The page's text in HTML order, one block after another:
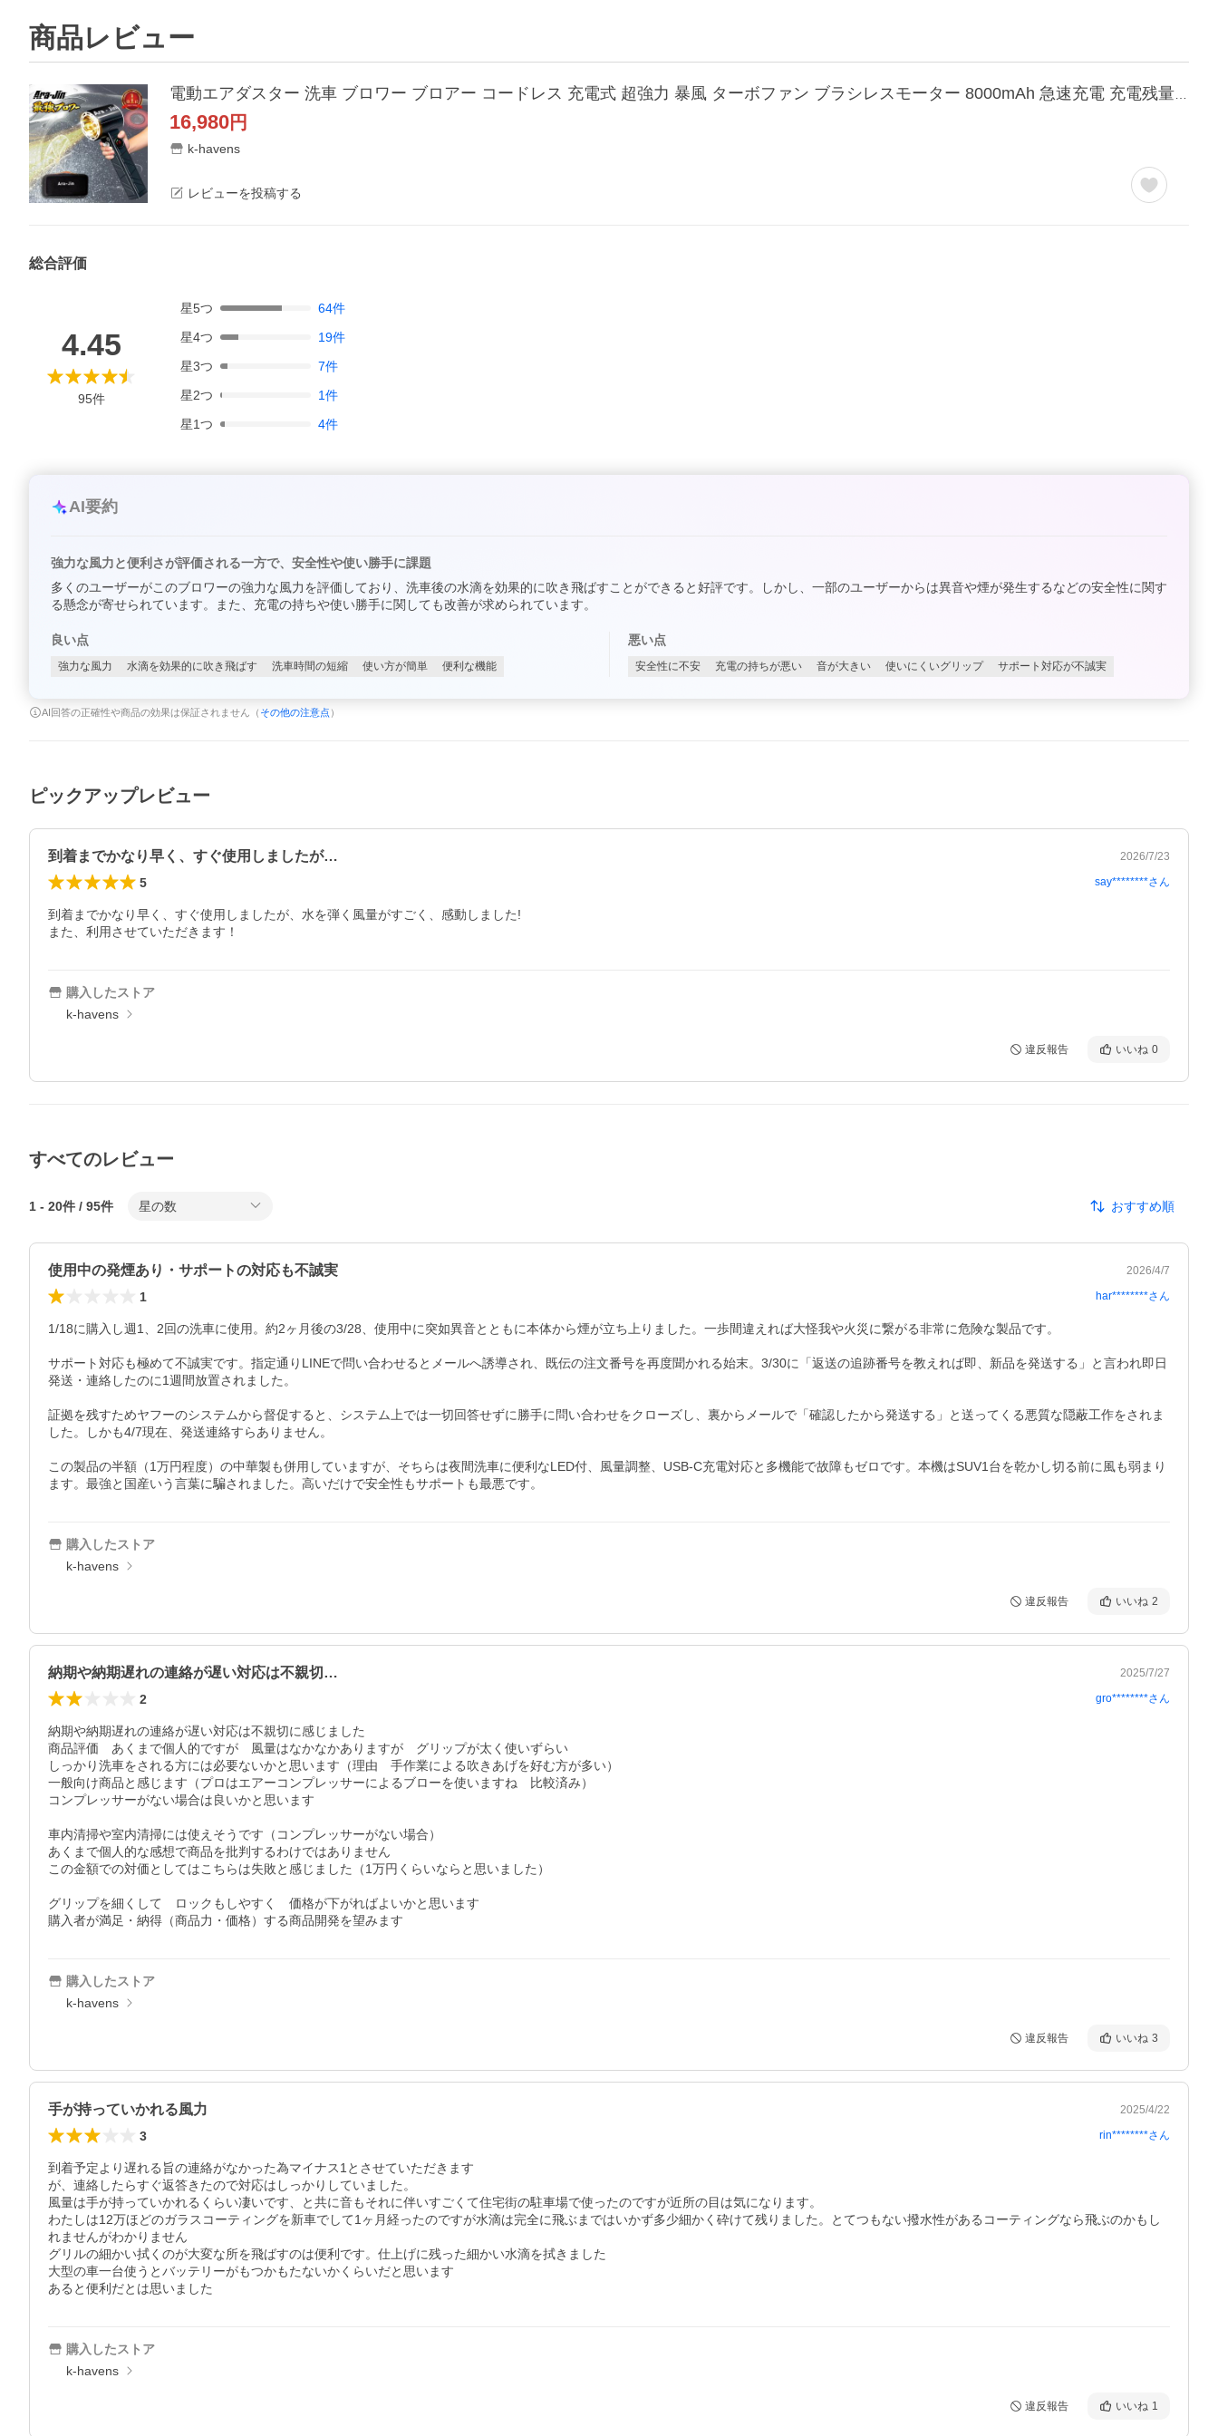
商品レビュー
16,980円
k-havens
レビューを投稿する
総合評価
4.45
95件
星5つ 64件
星4つ 19件
星3つ 7件
星2つ 1件
星1つ 4件
AI要約
強力な風力と便利さが評価される一方で、安全性や使い勝手に課題
多くのユーザーがこのブロワーの強力な風力を評価しており、洗車後の水滴を効果的に吹き飛ばすことができると好評です。しかし、一部のユーザーからは異音や煙が発生するなどの安全性に関す
る懸念が寄せられています。また、充電の持ちや使い勝手に関しても改善が求められています。
良い点
強力な風力 水滴を効果的に吹き飛ばす 洗車時間の短縮 使い方が簡単 便利な機能
悪い点
安全性に不安 充電の持ちが悪い 音が大きい 使いにくいグリップ サポート対応が不誠実
AI回答の正確性や商品の効果は保証されません（ その他の注意点 ）
ピックアップレビュー
到着までかなり早く、すぐ使用しましたが… 2026/7/23
5 say********さん
到着までかなり早く、すぐ使用しましたが、水を弾く風量がすごく、感動しました!
また、利用させていただきます！
購入したストア
k-havens
違反報告 いいね 0
すべてのレビュー
1 - 20件 / 95件 星の数 おすすめ順
使用中の発煙あり・サポートの対応も不誠実 2026/4/7
1 har********さん
1/18に購入し週1、2回の洗車に使用。約2ヶ月後の3/28、使用中に突如異音とともに本体から煙が立ち上りました。一歩間違えれば大怪我や火災に繋がる非常に危険な製品です。
サポート対応も極めて不誠実です。指定通りLINEで問い合わせるとメールへ誘導され、既伝の注文番号を再度聞かれる始末。3/30に「返送の追跡番号を教えれば即、新品を発送する」と言われ即日
発送・連絡したのに1週間放置されました。
証拠を残すためヤフーのシステムから督促すると、システム上では一切回答せずに勝手に問い合わせをクローズし、裏からメールで「確認したから発送する」と送ってくる悪質な隠蔽工作をされま
した。しかも4/7現在、発送連絡すらありません。
この製品の半額（1万円程度）の中華製も併用していますが、そちらは夜間洗車に便利なLED付、風量調整、USB-C充電対応と多機能で故障もゼロです。本機はSUV1台を乾かし切る前に風も弱まり
ます。最強と国産いう言葉に騙されました。高いだけで安全性もサポートも最悪です。
購入したストア
k-havens
違反報告 いいね 2
納期や納期遅れの連絡が遅い対応は不親切… 2025/7/27
2 gro********さん
納期や納期遅れの連絡が遅い対応は不親切に感じました
商品評価　あくまで個人的ですが　風量はなかなかありますが　グリップが太く使いずらい
しっかり洗車をされる方には必要ないかと思います（理由　手作業による吹きあげを好む方が多い）
一般向け商品と感じます（プロはエアーコンプレッサーによるブローを使いますね　比較済み）
コンプレッサーがない場合は良いかと思います
車内清掃や室内清掃には使えそうです（コンプレッサーがない場合）
あくまで個人的な感想で商品を批判するわけではありません
この金額での対価としてはこちらは失敗と感じました（1万円くらいならと思いました）
グリップを細くして　ロックもしやすく　価格が下がればよいかと思います
購入者が満足・納得（商品力・価格）する商品開発を望みます
購入したストア
k-havens
違反報告 いいね 3
手が持っていかれる風力 2025/4/22
3 rin********さん
到着予定より遅れる旨の連絡がなかった為マイナス1とさせていただきます
が、連絡したらすぐ返答きたので対応はしっかりしていました。
風量は手が持っていかれるくらい凄いです、と共に音もそれに伴いすごくて住宅街の駐車場で使ったのですが近所の目は気になります。
わたしは12万ほどのガラスコーティングを新車でして1ヶ月経ったのですが水滴は完全に飛ぶまではいかず多少細かく砕けて残りました。とてつもない撥水性があるコーティングなら飛ぶのかもし
れませんがわかりません
グリルの細かい拭くのが大変な所を飛ばすのは便利です。仕上げに残った細かい水滴を拭きました
大型の車一台使うとバッテリーがもつかもたないかくらいだと思います
あると便利だとは思いました
購入したストア
k-havens
違反報告 いいね 1